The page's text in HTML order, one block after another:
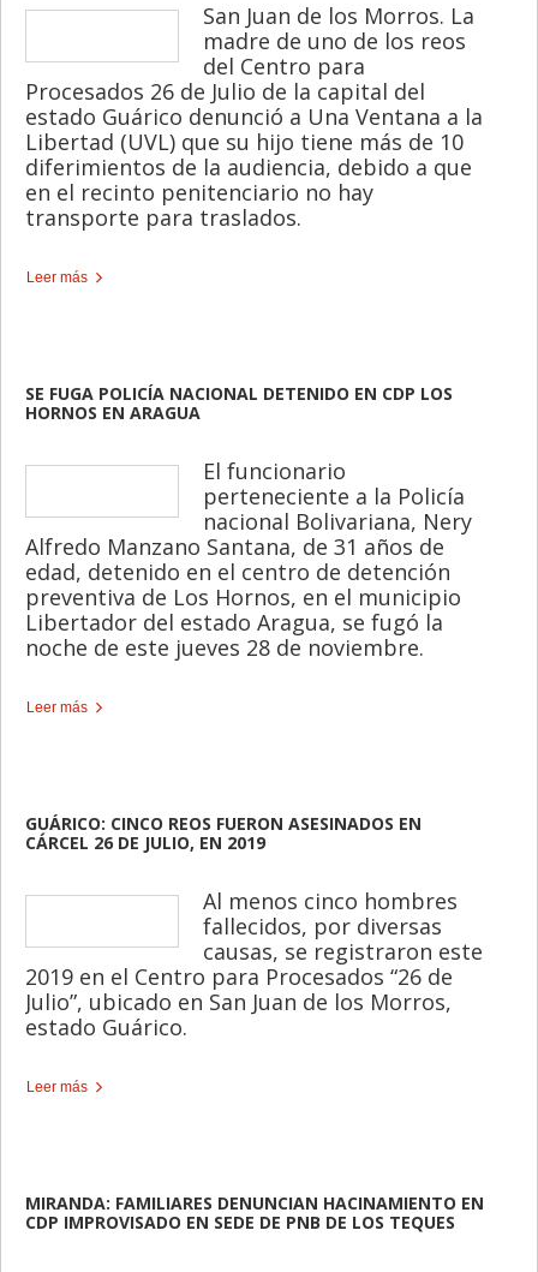
San Juan de los Morros. La
madre de uno de los reos
del Centro para
Procesados 26 de Julio de la capital del
estado Guárico denunció a Una Ventana a la
Libertad (UVL) que su hijo tiene más de 10
diferimientos de la audiencia, debido a que
en el recinto penitenciario no hay
transporte para traslados.
Leer más
SE FUGA POLICÍA NACIONAL DETENIDO EN CDP LOS
HORNOS EN ARAGUA
El funcionario
perteneciente a la Policía
nacional Bolivariana, Nery
Alfredo Manzano Santana, de 31 años de
edad, detenido en el centro de detención
preventiva de Los Hornos, en el municipio
Libertador del estado Aragua, se fugó la
noche de este jueves 28 de noviembre.
Leer más
GUÁRICO: CINCO REOS FUERON ASESINADOS EN
CÁRCEL 26 DE JULIO, EN 2019
Al menos cinco hombres
fallecidos, por diversas
causas, se registraron este
2019 en el Centro para Procesados “26 de
Julio”, ubicado en San Juan de los Morros,
estado Guárico.
Leer más
MIRANDA: FAMILIARES DENUNCIAN HACINAMIENTO EN
CDP IMPROVISADO EN SEDE DE PNB DE LOS TEQUES